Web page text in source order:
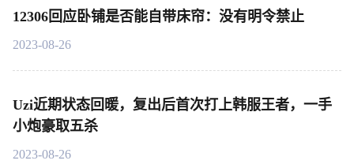
12306回应卧铺是否能自带床帘：没有明令禁止
2023-08-26
Uzi近期状态回暖，复出后首次打上韩服王者，一手
小炮豪取五杀
2023-08-26